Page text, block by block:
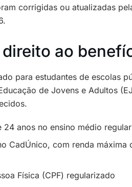
corrigidas ou atualizadas
ao
para estudantes de escolas
de Jovens e Adultos
24 anos no ensino médio
CadÚnico, com renda
Física (CPF) regularizado